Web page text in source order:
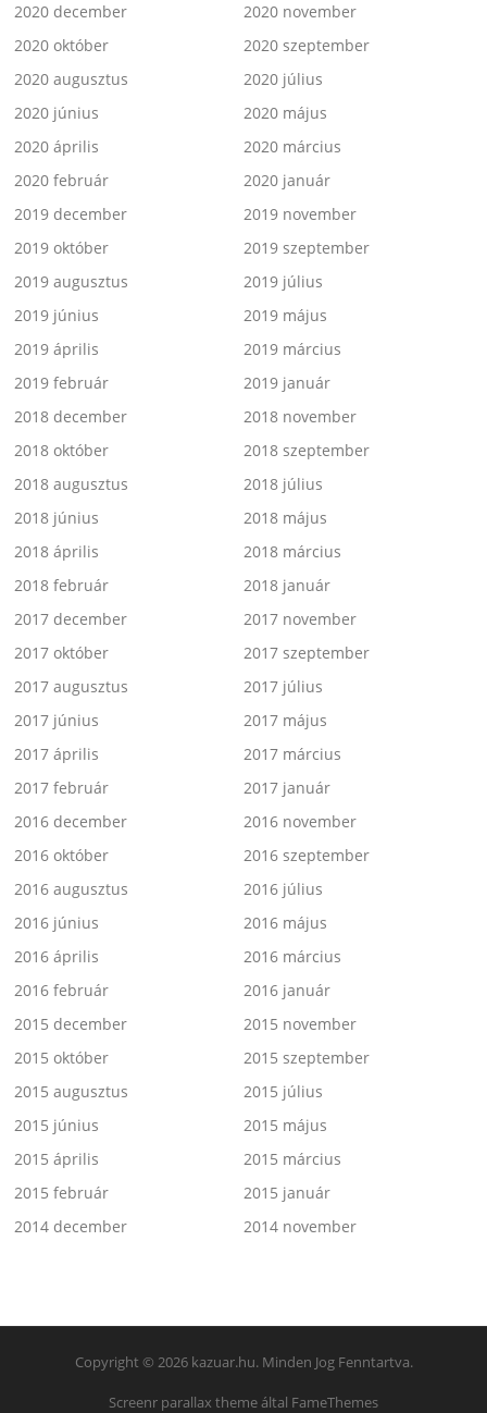
2020 december
2020 november
2020 október
2020 szeptember
2020 augusztus
2020 július
2020 június
2020 május
2020 április
2020 március
2020 február
2020 január
2019 december
2019 november
2019 október
2019 szeptember
2019 augusztus
2019 július
2019 június
2019 május
2019 április
2019 március
2019 február
2019 január
2018 december
2018 november
2018 október
2018 szeptember
2018 augusztus
2018 július
2018 június
2018 május
2018 április
2018 március
2018 február
2018 január
2017 december
2017 november
2017 október
2017 szeptember
2017 augusztus
2017 július
2017 június
2017 május
2017 április
2017 március
2017 február
2017 január
2016 december
2016 november
2016 október
2016 szeptember
2016 augusztus
2016 július
2016 június
2016 május
2016 április
2016 március
2016 február
2016 január
2015 december
2015 november
2015 október
2015 szeptember
2015 augusztus
2015 július
2015 június
2015 május
2015 április
2015 március
2015 február
2015 január
2014 december
2014 november
Copyright © 2026 kazuar.hu. Minden Jog Fenntartva.
Screenr parallax themeáltal FameThemes